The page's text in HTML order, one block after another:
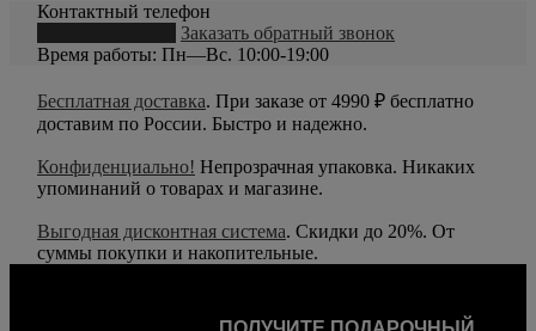
Контактный телефон
Заказать обратный звонок
Время работы: Пн—Вс. 10:00-19:00
Бесплатная доставка. При заказе от 4990 ₽ бесплатно
доставим по России. Быстро и надежно.
Конфиденциально! Непрозрачная упаковка. Никаких
упоминаний о товарах и магазине.
Выгодная дисконтная система. Скидки до 20%. От
суммы покупки и накопительные.